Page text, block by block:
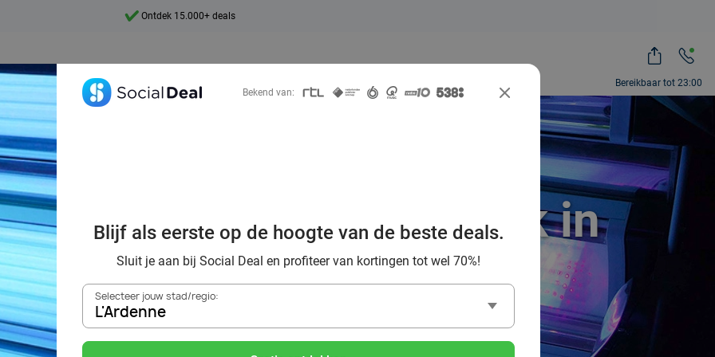
Bereikbaar tot 23:00
Ontdek 15.000+ deals
naar de zonnebank in
L'Ardenne
Bekend van:
Blijf als eerste op de hoogte van de beste deals.
Sluit je aan bij Social Deal en profiteer van kortingen tot wel 70%!
Selecteer jouw stad/regio:
L'Ardenne